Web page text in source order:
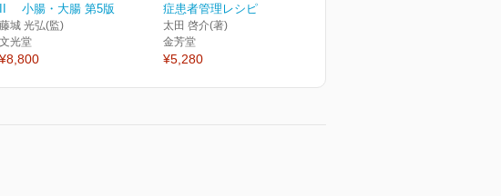
II 小腸・大腸 第5版
藤城 光弘(監)
文光堂
¥8,800
症患者管理レシピ
太田 啓介(著)
金芳堂
¥5,280